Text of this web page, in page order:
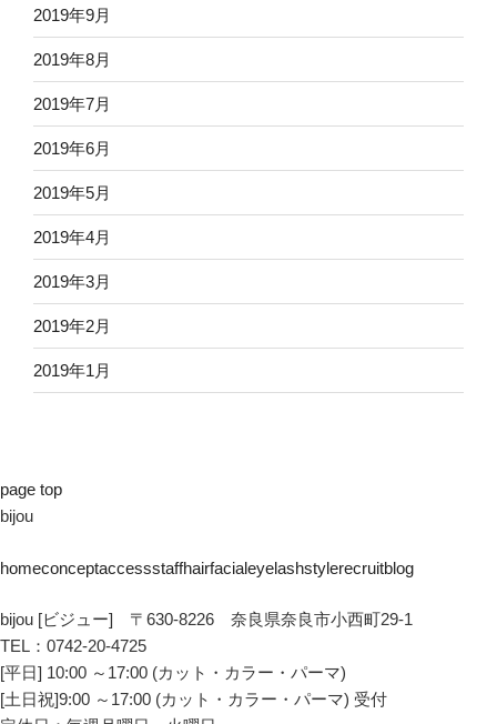
2019年9月
2019年8月
2019年7月
2019年6月
2019年5月
2019年4月
2019年3月
2019年2月
2019年1月
page top
bijou
homeconceptaccessstaffhairfacialeyelashstylerecruitblog
bijou [ビジュー] 〒630-8226 奈良県奈良市小西町29-1
TEL：0742-20-4725
[平日] 10:00 ～17:00 (カット・カラー・パーマ)
[土日祝]9:00 ～17:00 (カット・カラー・パーマ) 受付